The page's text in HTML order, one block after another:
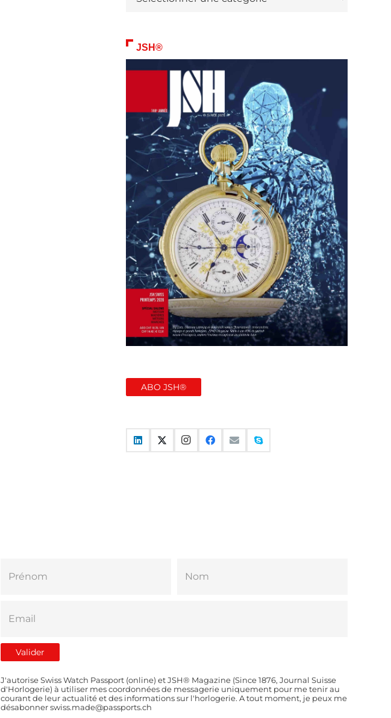
JSH®
ABO JSH®
J'autorise Swiss Watch Passport (online) et JSH® Magazine (Since 1876, Journal Suisse
d'Horlogerie) à utiliser mes coordonnées de messagerie uniquement pour me tenir au
courant de leur actualité et des informations sur l'horlogerie. A tout moment, je peux me
désabonner swiss.made@passports.ch